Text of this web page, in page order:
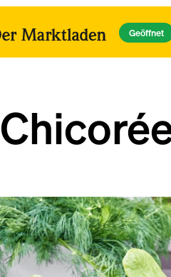
Geöffnet